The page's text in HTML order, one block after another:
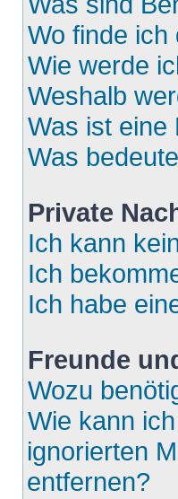
Wo finde ich
Wie werde
Weshalb
Was ist eine
Was
Private
Ich kann
Ich
Ich habe
Freunde
Wozu
Wie kann
ignorierten
entfernen?